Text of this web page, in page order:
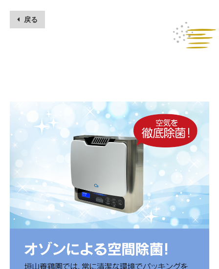
戻る